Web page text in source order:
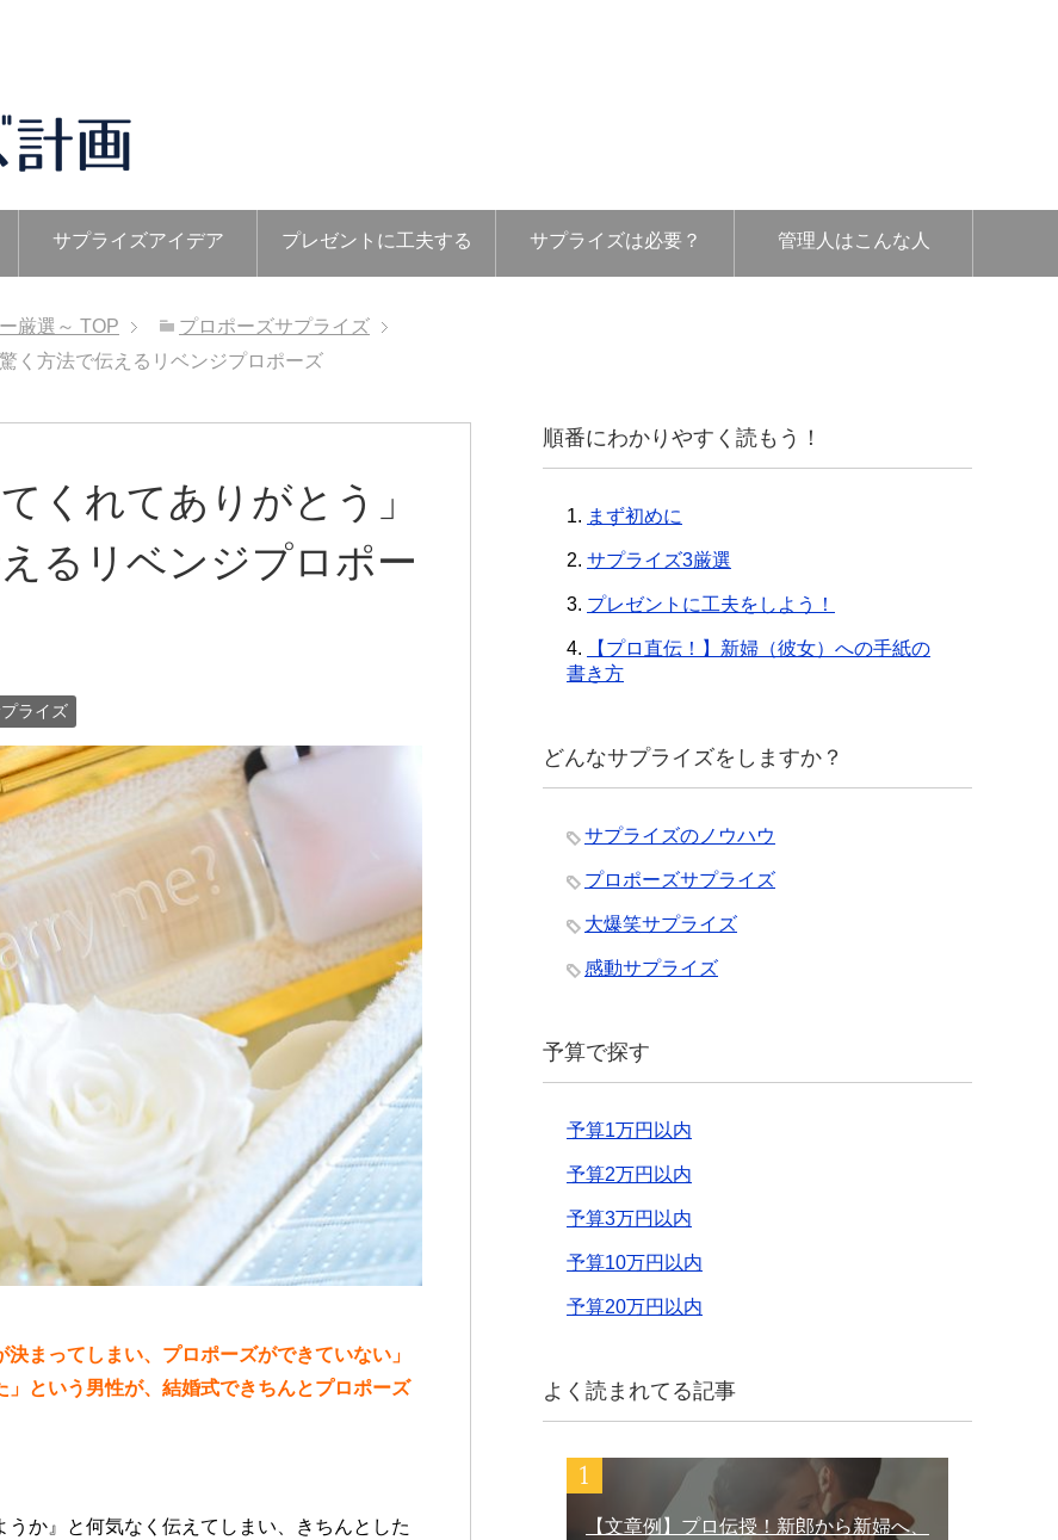
サプライズアイデア プレゼントに工夫する サプライズは必要？ 管理人はこんな人
厳選～ TOP
プロポーズサプライズ
く方法で伝えるリベンジプロポーズ
くれてありがとう」
るリベンジプロポー
ライズ
決まってしまい、プロポーズができていない」
という男性が、結婚式できちんとプロポーズ
か』と何気なく伝えてしまい、きちんとした
順番にわかりやすく読もう！
1. まず初めに
2. サプライズ3厳選
3. プレゼントに工夫をしよう！
4.
【プロ直伝！】新婦（彼女）への手紙の
書き方
どんなサプライズをしますか？
サプライズのノウハウ
プロポーズサプライズ
大爆笑サプライズ
感動サプライズ
予算で探す
予算1万円以内
予算2万円以内
予算3万円以内
予算10万円以内
予算20万円以内
よく読まれてる記事
【文章例】プロ伝授！新郎から新婦へ、